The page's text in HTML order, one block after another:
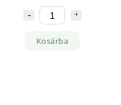
Kosárba